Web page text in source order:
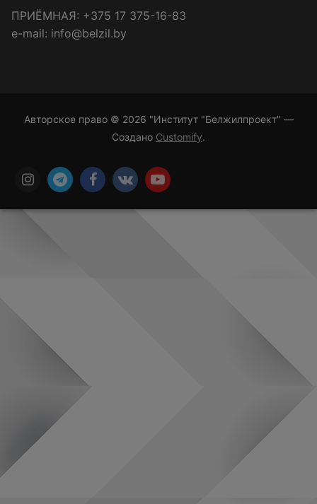
ПРИЁМНАЯ: +375 17 375-16-83
e-mail: info@belzil.by
Авторское право © 2026 "Институт "Белжилпроект" —
Создано Customify.